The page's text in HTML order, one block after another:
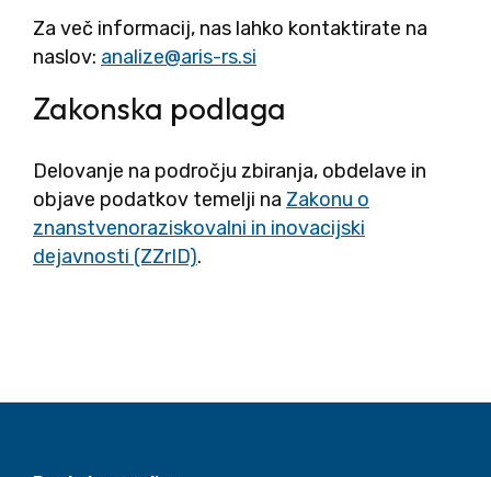
Za več informacij, nas lahko kontaktirate na
naslov:
Zakonska podlaga
Delovanje na področju zbiranja, obdelave in
objave podatkov temelji na Zakonu o
znanstvenoraziskovalni in inovacijski
dejavnosti (ZZrID).